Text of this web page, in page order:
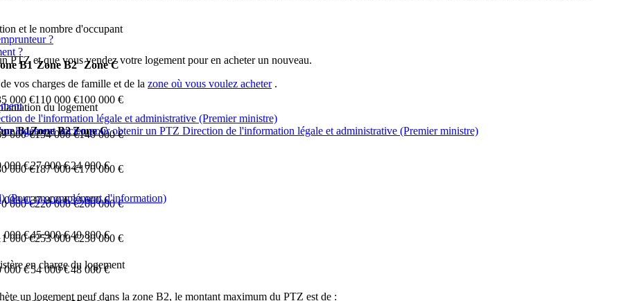
PTZ et que vous vendez votre logement pour en acheter un nouveau.
vos charges de famille et de la zone où vous voulez acheter.
du logement
B1Zone B2Zone C
000 €27 000 €24 000 €
000 €37 800 €33 600 €
000 €45 900 €40 800 €
000 €54 000 €48 000 €
et le nombre d'occupant
B1 Zone B2 Zone C
000 €110 000 €100 000 €
000 €154 000 €140 000 €
000 €187 000 €170 000 €
000 €220 000 €200 000 €
000 €253 000 €230 000 €
un logement neuf dans la zone B2, le montant maximum du PTZ est de :
?
?
de l'information légale et administrative (Premier ministre)
logement ancien pour obtenir un PTZ Direction de l'information légale et administrative (Premier ministre)
(Pour un complément d'information)
en charge du logement